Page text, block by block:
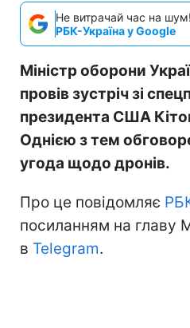
Не витрачай час на
РБК-Україна у Google
Міністр оборони
провів зустріч зі
президента США
Однією з тем
угода щодо дронів.
Про це повідомляє
посиланням на главу
в Telegram.